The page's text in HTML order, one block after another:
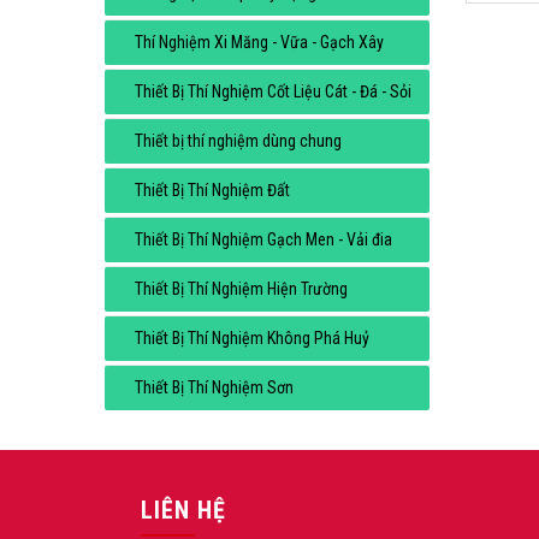
Thí Nghiệm Xi Măng - Vữa - Gạch Xây
Thiết Bị Thí Nghiệm Cốt Liệu Cát - Đá - Sỏi
Thiết bị thí nghiệm dùng chung
Thiết Bị Thí Nghiệm Đất
Thiết Bị Thí Nghiệm Gạch Men - Vải đia
Thiết Bị Thí Nghiệm Hiện Trường
Thiết Bị Thí Nghiệm Không Phá Huỷ
Thiết Bị Thí Nghiệm Sơn
LIÊN HỆ